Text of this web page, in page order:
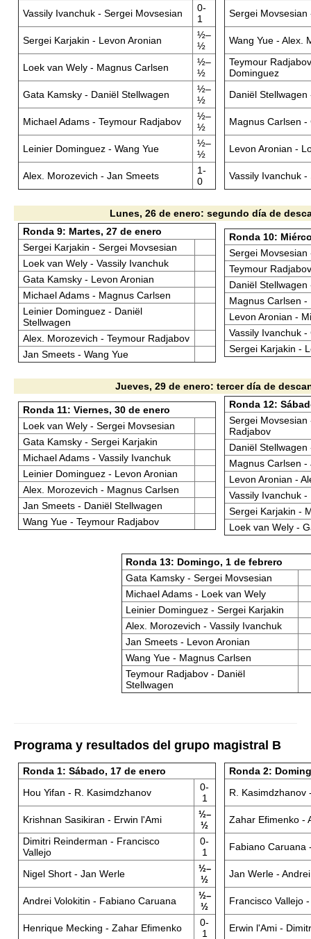
Vassily Ivanchuk - Sergei Movsesian
0-
1
Sergei Karjakin - Levon Aronian
½–
½
Loek van Wely - Magnus Carlsen
½–
½
Gata Kamsky - Daniël Stellwagen
½–
½
Michael Adams - Teymour Radjabov
½–
½
Leinier Dominguez - Wang Yue
½–
½
Alex. Morozevich - Jan Smeets
1-
0
Sergei Movsesian
Wang Yue - Alex.
Teymour
Dominguez
Daniël
Magnus Carlsen -
Levon Aronian -
Vassily Ivanchuk
Lunes, 26 de enero: segundo día de
Ronda 9: Martes, 27 de enero
Sergei Karjakin - Sergei Movsesian
Loek van Wely - Vassily Ivanchuk
Gata Kamsky - Levon Aronian
Michael Adams - Magnus Carlsen
Leinier Dominguez - Daniël
Stellwagen
Alex. Morozevich - Teymour Radjabov
Jan Smeets - Wang Yue
Ronda 10:
Sergei Movsesian
Teymour
Daniël
Magnus Carlsen
Levon Aronian -
Vassily Ivanchuk -
Sergei Karjakin -
Jueves, 29 de enero: tercer día de
Ronda 11: Viernes, 30 de enero
Loek van Wely - Sergei Movsesian
Gata Kamsky - Sergei Karjakin
Michael Adams - Vassily Ivanchuk
Leinier Dominguez - Levon Aronian
Alex. Morozevich - Magnus Carlsen
Jan Smeets - Daniël Stellwagen
Wang Yue - Teymour Radjabov
Ronda 12:
Sergei Movsesian
Radjabov
Daniël Stellwagen
Magnus Carlsen -
Levon Aronian -
Vassily Ivanchuk
Sergei Karjakin -
Loek van Wely -
Ronda 13: Domingo, 1 de febrero
Gata Kamsky - Sergei Movsesian
Michael Adams - Loek van Wely
Leinier Dominguez - Sergei Karjakin
Alex. Morozevich - Vassily Ivanchuk
Jan Smeets - Levon Aronian
Wang Yue - Magnus Carlsen
Teymour Radjabov - Daniël
Stellwagen
Programa y resultados del grupo magistral B
Ronda 1: Sábado, 17 de enero
Hou Yifan - R. Kasimdzhanov
0-
1
Krishnan Sasikiran - Erwin l'Ami
½–
½
Dimitri Reinderman - Francisco
Vallejo
0-
1
Nigel Short - Jan Werle
½–
½
Andrei Volokitin - Fabiano Caruana
½–
½
Henrique Mecking - Zahar Efimenko
0-
1
Ronda 2:
R. Kasimdzhanov
Zahar Efimenko -
Fabiano Caruana
Jan Werle -
Francisco Vallejo
Erwin l'Ami -